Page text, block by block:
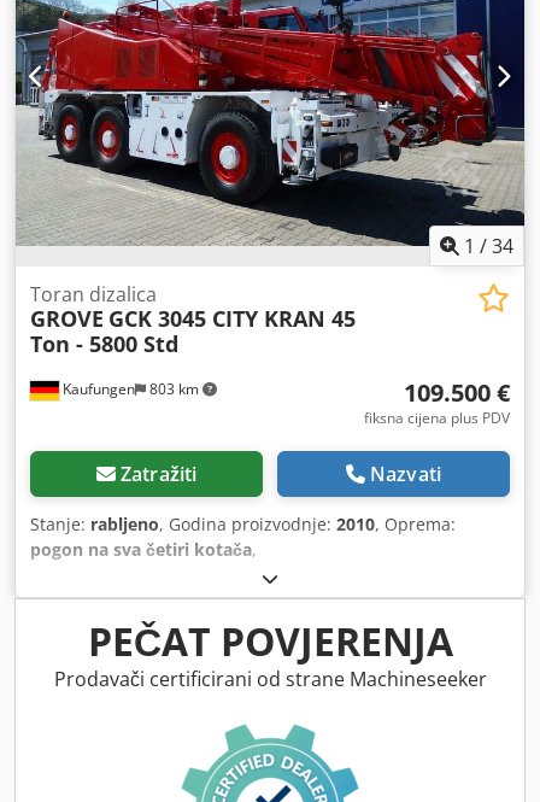
1 /34
Kaufungen 803 km
Toran dizalica
GROVE GCK 3045 CITY KRAN 45
Ton - 5800 Std
109.500 €
fiksna cijena plus PDV
Zatražiti Nazvati
Stanje: rabljeno, Godina proizvodnje: 2010, Oprema:
pogon na sva četiri kotača,
PEČAT POVJERENJA
Prodavači certificirani od strane Machineseeker